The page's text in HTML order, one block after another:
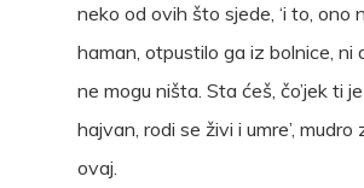
neko od ovih što sjede, ‘i to, ono
haman, otpustilo ga iz bolnice, ni
ne mogu ništa. Sta ćeš, čo’jek ti je
hajvan, rodi se živi i umre’, mudro
ovaj.